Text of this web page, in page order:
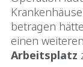
betragen
einen
Arbeitsplatz